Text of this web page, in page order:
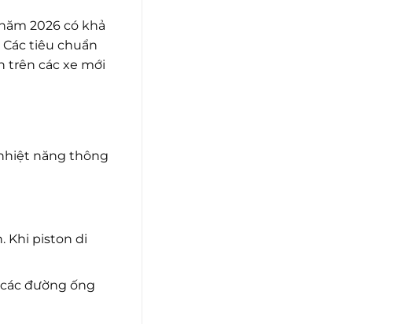
2026 có khả
tiêu chuẩn
trên các xe mới
năng thông
Khi piston di
đường ống